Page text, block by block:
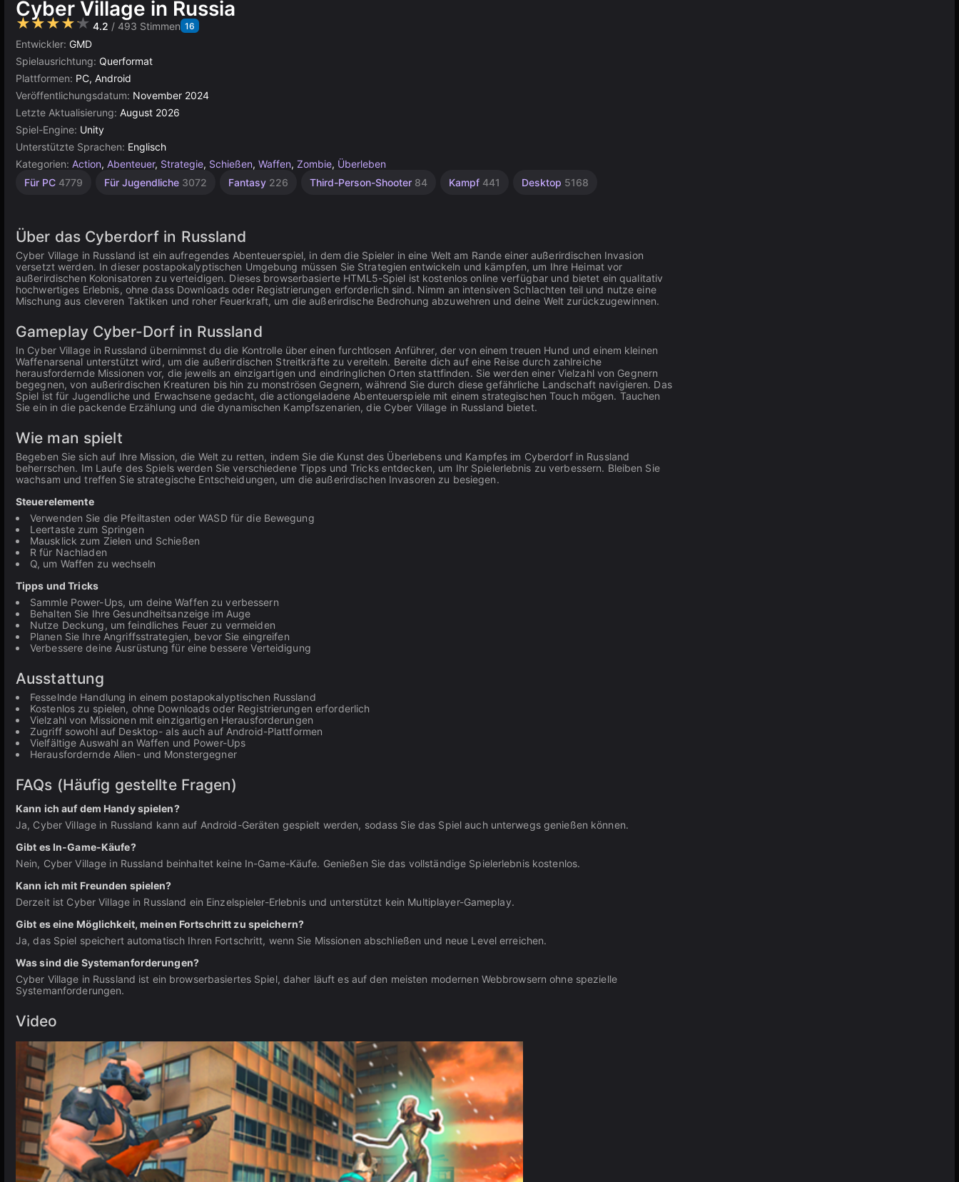
Cyber Village in Russia
★★★★★ 4.2 / 493 Stimmen 16
Entwickler: GMD
Spielausrichtung: Querformat
Plattformen: PC, Android
Veröffentlichungsdatum: November 2024
Letzte Aktualisierung: August 2026
Spiel-Engine: Unity
Unterstützte Sprachen: Englisch
Kategorien: Action, Abenteuer, Strategie, Schießen, Waffen, Zombie, Überleben
Für PC 4779 Für Jugendliche 3072 Fantasy 226 Third-Person-Shooter 84 Kampf 441 Desktop 5168
Für 1
Hubschrauber
Indie
Ressourcenmanagement
Hochwertige
Russisch
Open-
Browser
Unity
Über das Cyberdorf in Russland
Cyber Village in Russland ist ein aufregendes Abenteuerspiel, in dem die Spieler in eine Welt am Rande einer außerirdischen Invasion
versetzt werden. In dieser postapokalyptischen Umgebung müssen Sie Strategien entwickeln und kämpfen, um Ihre Heimat vor
außerirdischen Kolonisatoren zu verteidigen. Dieses browserbasierte HTML5-Spiel ist kostenlos online verfügbar und bietet ein qualitativ
hochwertiges Erlebnis, ohne dass Downloads oder Registrierungen erforderlich sind. Nimm an intensiven Schlachten teil und nutze eine
Mischung aus cleveren Taktiken und roher Feuerkraft, um die außerirdische Bedrohung abzuwehren und deine Welt zurückzugewinnen.
Gameplay Cyber-Dorf in Russland
In Cyber Village in Russland übernimmst du die Kontrolle über einen furchtlosen Anführer, der von einem treuen Hund und einem kleinen
Waffenarsenal unterstützt wird, um die außerirdischen Streitkräfte zu vereiteln. Bereite dich auf eine Reise durch zahlreiche
herausfordernde Missionen vor, die jeweils an einzigartigen und eindringlichen Orten stattfinden. Sie werden einer Vielzahl von Gegnern
begegnen, von außerirdischen Kreaturen bis hin zu monströsen Gegnern, während Sie durch diese gefährliche Landschaft navigieren. Das
Spiel ist für Jugendliche und Erwachsene gedacht, die actiongeladene Abenteuerspiele mit einem strategischen Touch mögen. Tauchen
Sie ein in die packende Erzählung und die dynamischen Kampfszenarien, die Cyber Village in Russland bietet.
Wie man spielt
Begeben Sie sich auf Ihre Mission, die Welt zu retten, indem Sie die Kunst des Überlebens und Kampfes im Cyberdorf in Russland
beherrschen. Im Laufe des Spiels werden Sie verschiedene Tipps und Tricks entdecken, um Ihr Spielerlebnis zu verbessern. Bleiben Sie
wachsam und treffen Sie strategische Entscheidungen, um die außerirdischen Invasoren zu besiegen.
Steuerelemente
Verwenden Sie die Pfeiltasten oder WASD für die Bewegung
Leertaste zum Springen
Mausklick zum Zielen und Schießen
R für Nachladen
Q, um Waffen zu wechseln
Tipps und Tricks
Sammle Power-Ups, um deine Waffen zu verbessern
Behalten Sie Ihre Gesundheitsanzeige im Auge
Nutze Deckung, um feindliches Feuer zu vermeiden
Planen Sie Ihre Angriffsstrategien, bevor Sie eingreifen
Verbessere deine Ausrüstung für eine bessere Verteidigung
Ausstattung
Fesselnde Handlung in einem postapokalyptischen Russland
Kostenlos zu spielen, ohne Downloads oder Registrierungen erforderlich
Vielzahl von Missionen mit einzigartigen Herausforderungen
Zugriff sowohl auf Desktop- als auch auf Android-Plattformen
Vielfältige Auswahl an Waffen und Power-Ups
Herausfordernde Alien- und Monstergegner
FAQs (Häufig gestellte Fragen)
Kann ich auf dem Handy spielen?
Ja, Cyber Village in Russland kann auf Android-Geräten gespielt werden, sodass Sie das Spiel auch unterwegs genießen können.
Gibt es In-Game-Käufe?
Nein, Cyber Village in Russland beinhaltet keine In-Game-Käufe. Genießen Sie das vollständige Spielerlebnis kostenlos.
Kann ich mit Freunden spielen?
Derzeit ist Cyber Village in Russland ein Einzelspieler-Erlebnis und unterstützt kein Multiplayer-Gameplay.
Gibt es eine Möglichkeit, meinen Fortschritt zu speichern?
Ja, das Spiel speichert automatisch Ihren Fortschritt, wenn Sie Missionen abschließen und neue Level erreichen.
Was sind die Systemanforderungen?
Cyber Village in Russland ist ein browserbasiertes Spiel, daher läuft es auf den meisten modernen Webbrowsern ohne spezielle
Systemanforderungen.
Video